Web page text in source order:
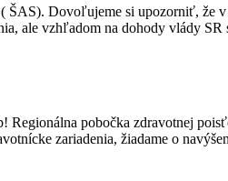
ŠAS). Dovoľujeme si upozorniť, že
ale vzhľadom na dohody vlády
Regionálna pobočka
zariadenia, žiadame o